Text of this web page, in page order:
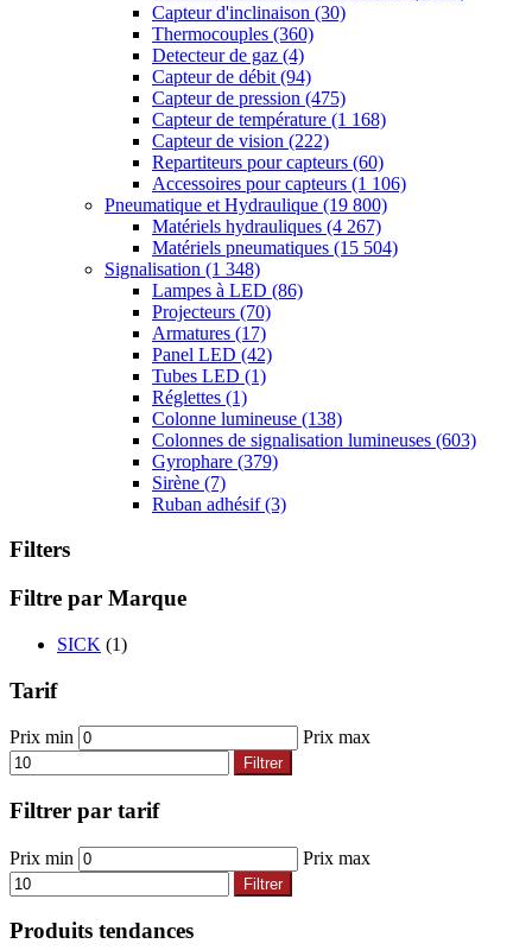
Capteur d'inclinaison (30)
Thermocouples (360)
Detecteur de gaz (4)
Capteur de débit (94)
Capteur de pression (475)
Capteur de température (1 168)
Capteur de vision (222)
Repartiteurs pour capteurs (60)
Accessoires pour capteurs (1 106)
Pneumatique et Hydraulique (19 800)
Matériels hydrauliques (4 267)
Matériels pneumatiques (15 504)
Signalisation (1 348)
Lampes à LED (86)
Projecteurs (70)
Armatures (17)
Panel LED (42)
Tubes LED (1)
Réglettes (1)
Colonne lumineuse (138)
Colonnes de signalisation lumineuses (603)
Gyrophare (379)
Sirène (7)
Ruban adhésif(3)
Filters
Filtre par Marque
SICK (1)
Tarif
Prix min Prix max
Filtrer
Filtrer par tarif
Prix min Prix max
Filtrer
Produits tendances